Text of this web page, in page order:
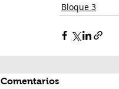
Bloque 3
Comentarios